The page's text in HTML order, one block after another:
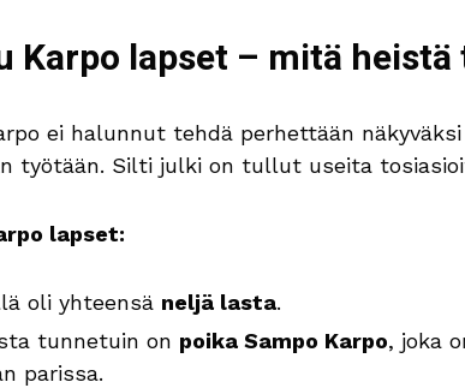
Karpo lapset – mitä
ei halunnut tehdä perhettään
työtään. Silti julki on tullut useita
lapset:
oli yhteensä neljä lasta.
tunnetuin on poika Sampo Karpo, joka
parissa.